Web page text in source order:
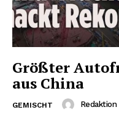
Größter
aus China
GEMISCHT Redaktion